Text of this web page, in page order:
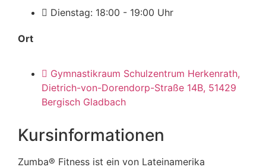
Dienstag: 18:00 - 19:00 Uhr
Ort
Gymnastikraum Schulzentrum Herkenrath,
Dietrich-von-Dorendorp-Straße 14B, 51429
Bergisch Gladbach
Kursinformationen
Zumba® Fitness ist ein von Lateinamerika